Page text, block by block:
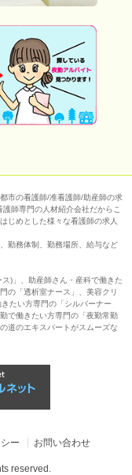
市の看護師/准看護師/助産師の求
師専門の人材紹介会社だからこ
じめとした様々な看護師の求人
勤務体制、勤務場所、給与など
)」、助産師さん・産科で働きた
の「透析室ナース」、美容クリ
たい方専門の「シルバーナー
で働きたい方専門の「夜勤常勤
道のエキスパートがスムーズな
ー お問い合わせ
reserved.